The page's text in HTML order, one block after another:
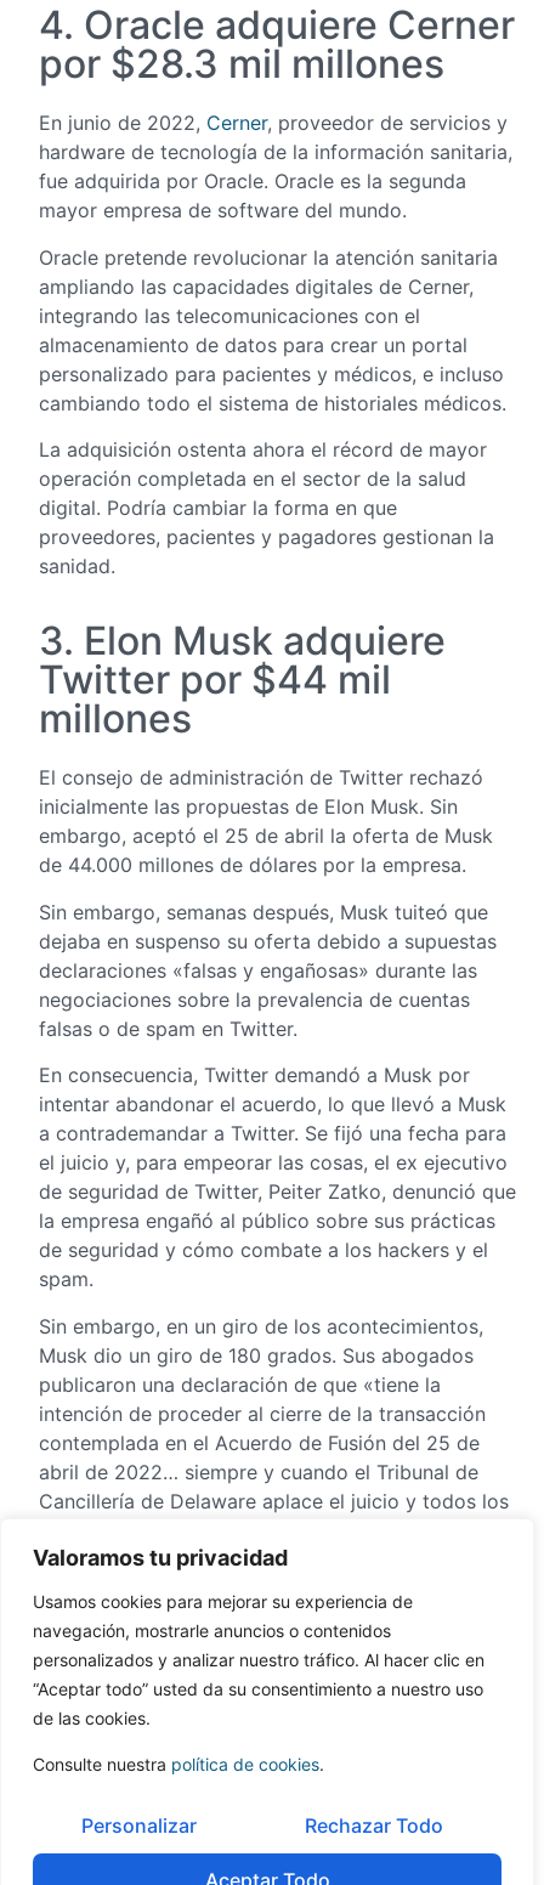
Valoramos tu privacidad
Usamos cookies para mejorar su experiencia de
navegación, mostrarle anuncios o contenidos
personalizados y analizar nuestro tráfico. Al hacer clic en
“Aceptar todo” usted da su consentimiento a nuestro uso
de las cookies.
Consulte nuestra política de cookies.
Personalizar Rechazar Todo
Aceptar Todo
4. Oracle adquiere Cerner
por $28.3 mil millones
En junio de 2022, Cerner, proveedor de servicios y
hardware de tecnología de la información sanitaria,
fue adquirida por Oracle. Oracle es la segunda
mayor empresa de software del mundo.
Oracle pretende revolucionar la atención sanitaria
ampliando las capacidades digitales de Cerner,
integrando las telecomunicaciones con el
almacenamiento de datos para crear un portal
personalizado para pacientes y médicos, e incluso
cambiando todo el sistema de historiales médicos.
La adquisición ostenta ahora el récord de mayor
operación completada en el sector de la salud
digital. Podría cambiar la forma en que
proveedores, pacientes y pagadores gestionan la
sanidad.
3. Elon Musk adquiere
Twitter por $44 mil
millones
El consejo de administración de Twitter rechazó
inicialmente las propuestas de Elon Musk. Sin
embargo, aceptó el 25 de abril la oferta de Musk
de 44.000 millones de dólares por la empresa.
Sin embargo, semanas después, Musk tuiteó que
dejaba en suspenso su oferta debido a supuestas
declaraciones «falsas y engañosas» durante las
negociaciones sobre la prevalencia de cuentas
falsas o de spam en Twitter.
En consecuencia, Twitter demandó a Musk por
intentar abandonar el acuerdo, lo que llevó a Musk
a contrademandar a Twitter. Se fijó una fecha para
el juicio y, para empeorar las cosas, el ex ejecutivo
de seguridad de Twitter, Peiter Zatko, denunció que
la empresa engañó al público sobre sus prácticas
de seguridad y cómo combate a los hackers y el
spam.
Sin embargo, en un giro de los acontecimientos,
Musk dio un giro de 180 grados. Sus abogados
publicaron una declaración de que «tiene la
intención de proceder al cierre de la transacción
contemplada en el Acuerdo de Fusión del 25 de
abril de 2022… siempre y cuando el Tribunal de
Cancillería de Delaware aplace el juicio y todos los
Twitter ha confirmado ahora que Elon Musk ha
completado su adquisición de Twitter por 44.000
millones de dólares. Esto pone al hombre más rico
del mundo al frente de una de las plataformas de
medios sociales más influyentes del mundo.
nueva nube de incertidumbre para el futuro de la
Parag Agrawal, al director financiero Neg Segal y al
jefe de política Vijaya Gadde en los primeros días